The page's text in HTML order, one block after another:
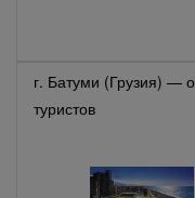
г. Батуми (Грузия) —
туристов